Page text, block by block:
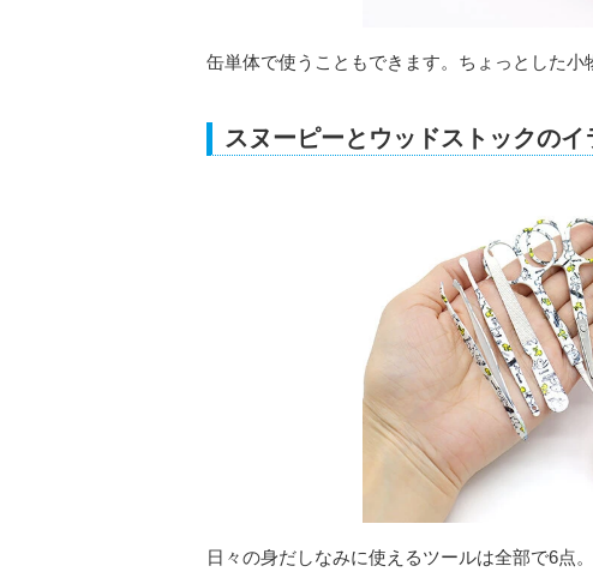
缶単体で使うこともできます。ちょっとした小
スヌーピーとウッドストックの
日々の身だしなみに使えるツールは全部で6点